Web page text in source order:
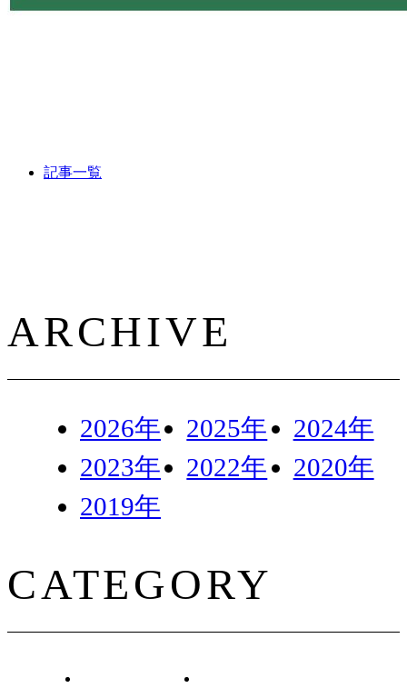
記事一覧
ARCHIVE
2026年 2025年
2024年
2023年
2022年
2020年
2019年
CATEGORY